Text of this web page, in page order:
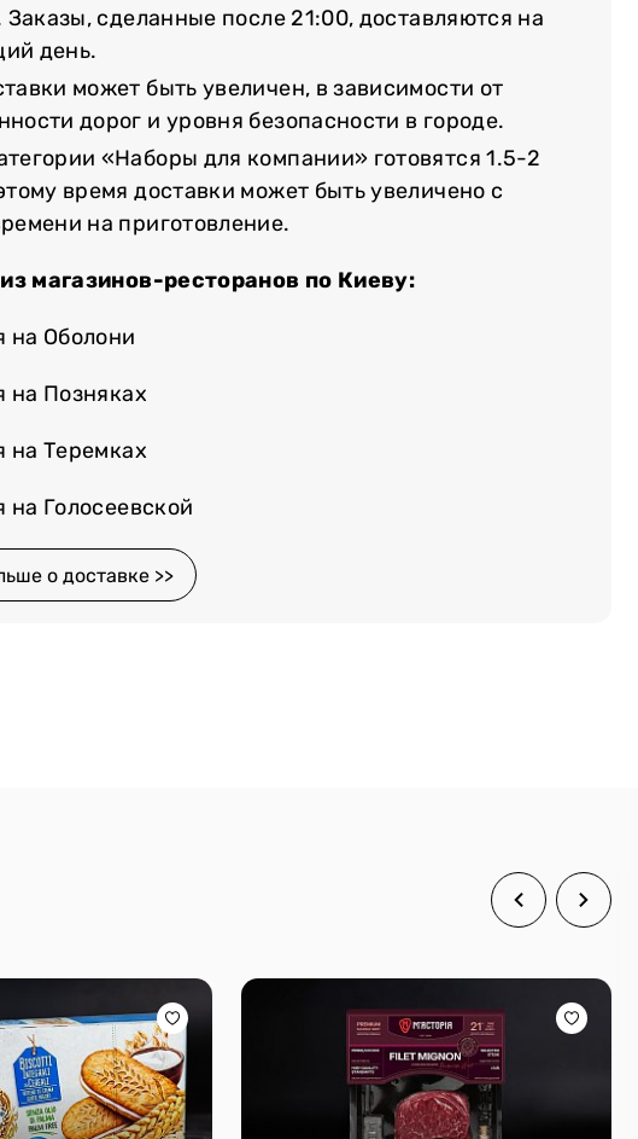
Заказы, сделанные после 21:00, доставляются на
день.
может быть увеличен, в зависимости от
дорог и уровня безопасности в городе.
«Наборы для компании» готовятся 1.5-2
время доставки может быть увеличено с
на приготовление.
магазинов-ресторанов по Киеву:
на Оболони
на Позняках
на Теремках
на Голосеевской
о доставке >>